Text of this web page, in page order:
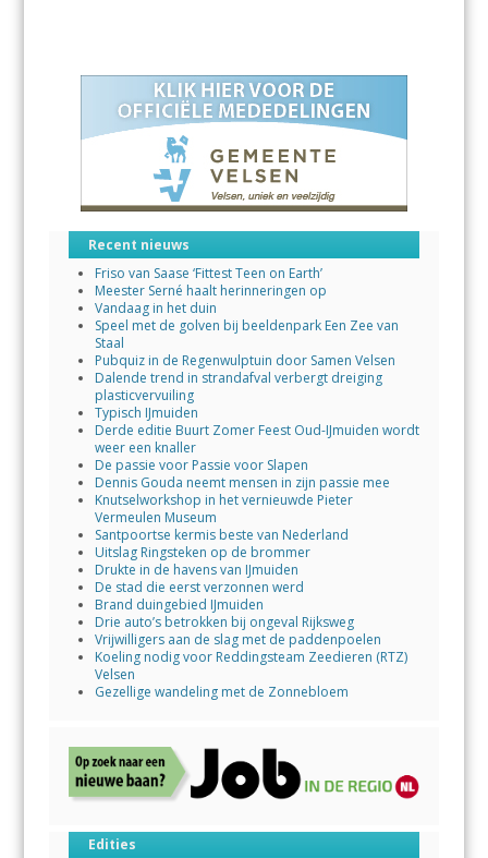
Recent nieuws
Friso van Saase ‘Fittest Teen on Earth’
Meester Serné haalt herinneringen op
Vandaag in het duin
Speel met de golven bij beeldenpark Een Zee van
Staal
Pubquiz in de Regenwulptuin door Samen Velsen
Dalende trend in strandafval verbergt dreiging
plasticvervuiling
Typisch IJmuiden
Derde editie Buurt Zomer Feest Oud-IJmuiden wordt
weer een knaller
De passie voor Passie voor Slapen
Dennis Gouda neemt mensen in zijn passie mee
Knutselworkshop in het vernieuwde Pieter
Vermeulen Museum
Santpoortse kermis beste van Nederland
Uitslag Ringsteken op de brommer
Drukte in de havens van IJmuiden
De stad die eerst verzonnen werd
Brand duingebied IJmuiden
Drie auto’s betrokken bij ongeval Rijksweg
Vrijwilligers aan de slag met de paddenpoelen
Koeling nodig voor Reddingsteam Zeedieren (RTZ)
Velsen
Gezellige wandeling met de Zonnebloem
Edities